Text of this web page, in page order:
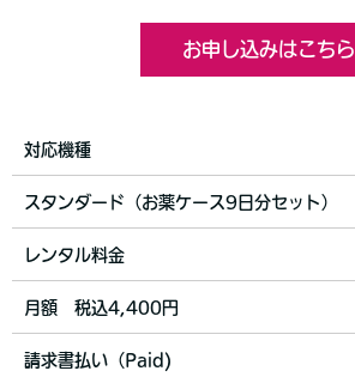
お申し込みはこちら
対応機種
スタンダード（お薬ケース9日分セット）
レンタル料金
月額 税込4,400円
請求書払い（Paid)